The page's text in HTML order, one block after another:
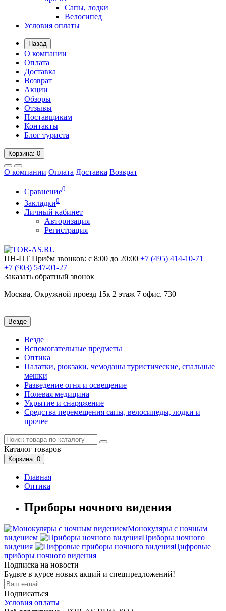
Сапы, лодки
Велосипед
Условия оплаты
Назад
О компании
Оплата
Доставка
Возврат
Акции
Обзоры
Отзывы
Поставщикам
Контакты
Блог туриста
Корзина: 0
О компании Оплата Доставка Возврат
Сравнение0
Закладки0
Личный кабинет
Авторизация
Регистрация
ПН-ПТ Приём звонков: с 8:00 до 20:00 +7 (495) 414-10-71
+7 (903) 547-01-27
Заказать обратный звонок
Москва, Окружной проезд 15к 2 этаж 7 офис. 730
Везде
Везде
Вспомогательные предметы
Оптика
Палатки, рюкзаки, чемоданы туристические, спальные
мешки
Разведение огня и освещение
Полевая медицина
Укрытие и снаряжение
Средства перемещения сапы, велосипеды, лодки и
прочее
Каталог товаров
Корзина: 0
Главная
Оптика
Приборы ночного видения
Монокуляры с ночным
видением
Приборы ночного
видения
Цифровые
приборы ночного видения
Подписка на новости
Будьте в курсе новых акций и спецпредложений!
Подписаться
Условия оплаты